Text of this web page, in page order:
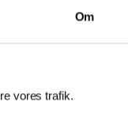
Om
vores trafik.